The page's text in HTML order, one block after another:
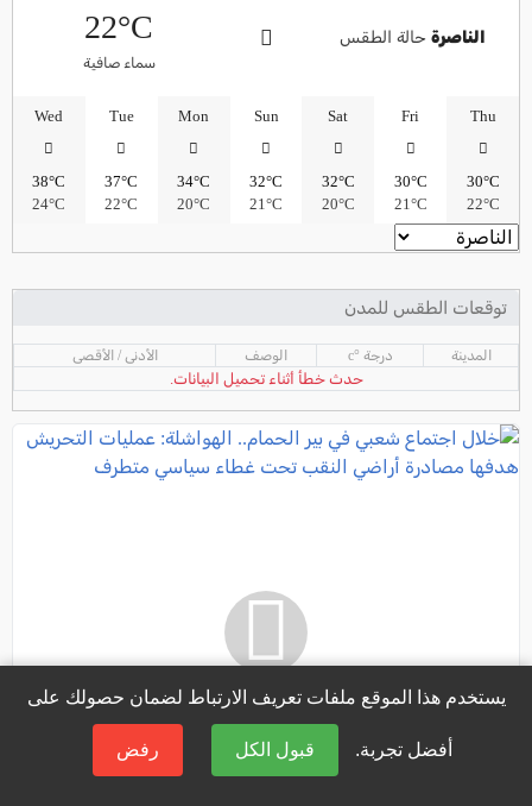
الناصرةحالة الطقس 22°C
سماء صافية
Thu
30°C
22°C
Fri
30°C
21°C
Sat
32°C
20°C
Sun
32°C
21°C
Mon
34°C
20°C
Tue
37°C
22°C
Wed
38°C
24°C
توقعات الطقس للمدن
المدينة درجة °c الوصف الأدنى / الأقصى
حدث خطأ أثناء تحميل البيانات.
يستخدم هذا الموقع ملفات تعريف الارتباط لضمان حصولك على
أفضل تجربة. قبول الكل رفض